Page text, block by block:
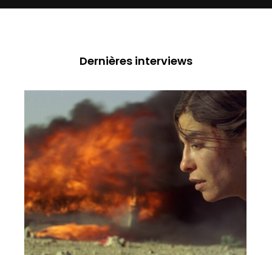
Dernières interviews